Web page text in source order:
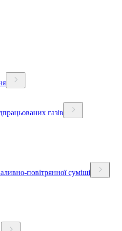
газів
повітрянної суміші